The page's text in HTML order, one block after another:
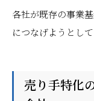
各社が既存の事業
につなげようとし
売り手特化